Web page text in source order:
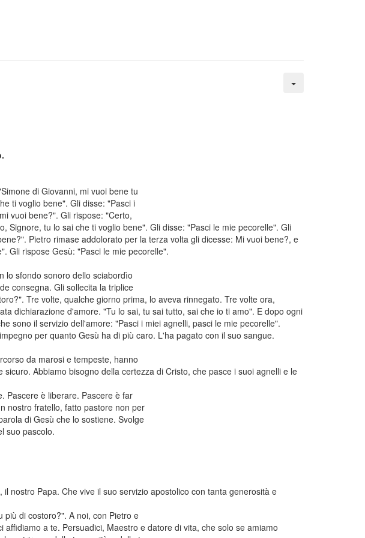
di Giovanni, mi vuoi bene tu
ti voglio bene". Gli disse: "Pasci i
vuoi bene?". Gli rispose: "Certo,
Signore, tu lo sai che ti voglio bene". Gli disse: "Pasci le mie pecorelle". Gli
Pietro rimase addolorato per la terza volta gli dicesse: Mi vuoi bene?, e
Gli rispose Gesù: "Pasci le mie pecorelle".
lo sfondo sonoro dello sciabordìo
consegna. Gli sollecita la triplice
Tre volte, qualche giorno prima, lo aveva rinnegato. Tre volte ora,
dichiarazione d'amore. "Tu lo sai, tu sai tutto, sai che io ti amo". E dopo ogni
sono il servizio dell'amore: "Pasci i miei agnelli, pasci le mie pecorelle".
per quanto Gesù ha di più caro. L'ha pagato con il suo sangue.
da marosi e tempeste, hanno
Abbiamo bisogno della certezza di Cristo, che pasce i suoi agnelli e le
Pascere è liberare. Pascere è far
nostro fratello, fatto pastore non per
di Gesù che lo sostiene. Svolge
suo pascolo.
nostro Papa. Che vive il suo servizio apostolico con tanta generosità e
di costoro?". A noi, con Pietro e
a te. Persuadici, Maestro e datore di vita, che solo se amiamo